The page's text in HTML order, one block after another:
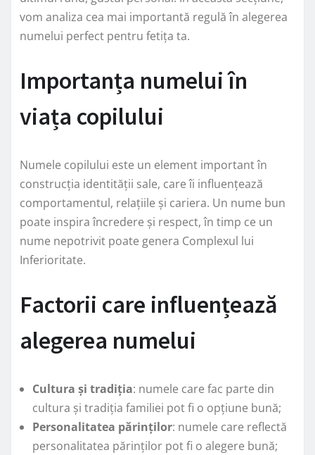
vom analiza cea mai importantă regulă în alegerea
numelui perfect pentru fetița ta.
Importanța numelui în
viața copilului
Numele copilului este un element important în
construcția identității sale, care îi influențează
comportamentul, relațiile și cariera. Un nume bun
poate inspira încredere și respect, în timp ce un
nume nepotrivit poate genera Complexul lui
Inferioritate.
Factorii care influențează
alegerea numelui
Cultura și tradiția: numele care fac parte din
cultura și tradiția familiei pot fi o opțiune bună;
Personalitatea părinților: numele care reflectă
personalitatea părinților pot fi o alegere bună;